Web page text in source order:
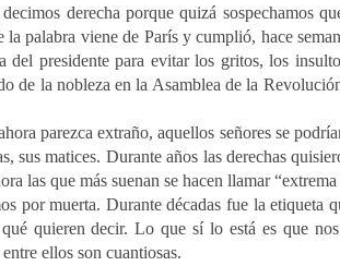
derecha porque quizá sospechamos
viene de París y cumplió, hace
presidente para evitar los gritos, los
de la nobleza en la Asamblea de la
parezca extraño, aquellos señores se
matices. Durante años las derechas
las que más suenan se hacen llamar
por muerta. Durante décadas fue la etiqueta
quieren decir. Lo que sí lo está es que
ellos son cuantiosas.